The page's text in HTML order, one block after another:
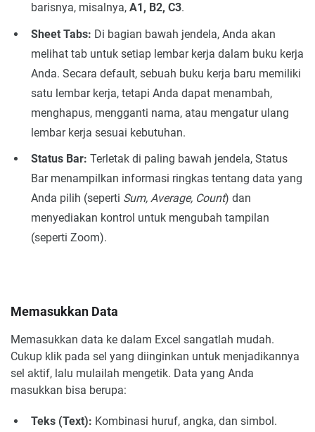
barisnya, misalnya, A1, B2, C3.
Sheet Tabs: Di bagian bawah jendela, Anda akan
melihat tab untuk setiap lembar kerja dalam buku kerja
Anda. Secara default, sebuah buku kerja baru memiliki
satu lembar kerja, tetapi Anda dapat menambah,
menghapus, mengganti nama, atau mengatur ulang
lembar kerja sesuai kebutuhan.
Status Bar: Terletak di paling bawah jendela, Status
Bar menampilkan informasi ringkas tentang data yang
Anda pilih (seperti Sum, Average, Count) dan
menyediakan kontrol untuk mengubah tampilan
(seperti Zoom).
Memasukkan Data
Memasukkan data ke dalam Excel sangatlah mudah.
Cukup klik pada sel yang diinginkan untuk menjadikannya
sel aktif, lalu mulailah mengetik. Data yang Anda
masukkan bisa berupa:
Teks (Text): Kombinasi huruf, angka, dan simbol.